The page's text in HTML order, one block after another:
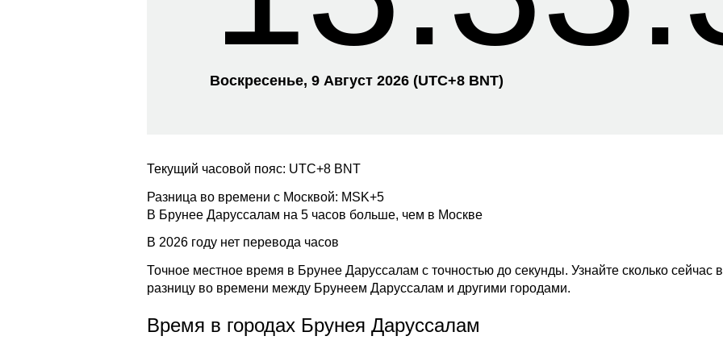
Воскресенье, 9 Август 2026 (UTC+8 BNT)
Текущий часовой пояс: UTC+8 BNT
Разница во времени с Москвой: MSK+5
В Брунее Даруссалам на 5 часов больше, чем в Москве
В 2026 году нет перевода часов
Точное местное время в Брунее Даруссалам с точностью до секунды. Узнайте сколько
разницу во времени между Брунеем Даруссалам и другими городами.
Время в городах Брунея Даруссалам